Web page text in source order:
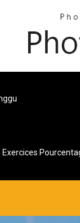
Exercices